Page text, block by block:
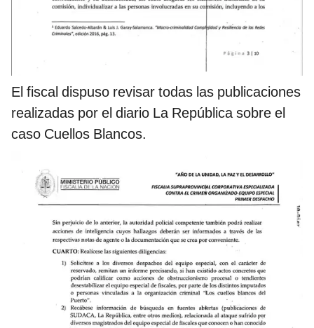
El fiscal dispuso revisar todas las publicaciones
realizadas por el diario La República sobre el
caso Cuellos Blancos.